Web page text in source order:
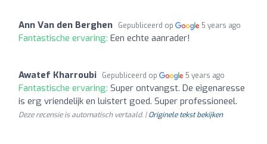
Ann Van den Berghen Gepubliceerd op 5 years ago
Fantastische ervaring: Een echte aanrader!
Awatef Kharroubi Gepubliceerd op 5 years ago
Fantastische ervaring: Super ontvangst. De eigenaresse
is erg vriendelijk en luistert goed. Super professioneel.
Deze recensie is automatisch vertaald. |Originele tekst bekijken